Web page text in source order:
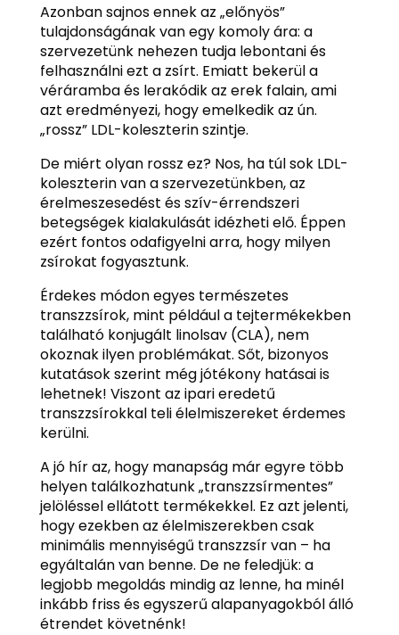
Azonban sajnos ennek az „előnyös”
tulajdonságának van egy komoly ára: a
szervezetünk nehezen tudja lebontani és
felhasználni ezt a zsírt. Emiatt bekerül a
véráramba és lerakódik az erek falain, ami
azt eredményezi, hogy emelkedik az ún.
„rossz” LDL-koleszterin szintje.
De miért olyan rossz ez? Nos, ha túl sok LDL-
koleszterin van a szervezetünkben, az
érelmeszesedést és szív-érrendszeri
betegségek kialakulását idézheti elő. Éppen
ezért fontos odafigyelni arra, hogy milyen
zsírokat fogyasztunk.
Érdekes módon egyes természetes
transzzsírok, mint például a tejtermékekben
található konjugált linolsav (CLA), nem
okoznak ilyen problémákat. Sőt, bizonyos
kutatások szerint még jótékony hatásai is
lehetnek! Viszont az ipari eredetű
transzzsírokkal teli élelmiszereket érdemes
kerülni.
A jó hír az, hogy manapság már egyre több
helyen találkozhatunk „transzzsírmentes”
jelöléssel ellátott termékekkel. Ez azt jelenti,
hogy ezekben az élelmiszerekben csak
minimális mennyiségű transzzsír van – ha
egyáltalán van benne. De ne feledjük: a
legjobb megoldás mindig az lenne, ha minél
inkább friss és egyszerű alapanyagokból álló
étrendet követnénk!